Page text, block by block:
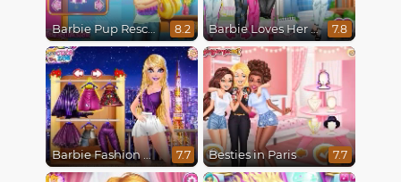
Barbie Pup Rescue 8.2 Barbie Loves Her Job 7.8
Barbie Fashion Week Model 7.7 Besties in Paris 7.7